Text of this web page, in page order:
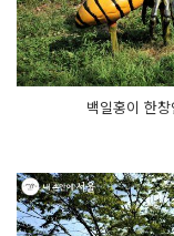
백일홍이 한